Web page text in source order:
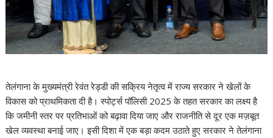
तेलंगाना के मुख्यमंत्री रेवंत रेड्डी की सक्रिय नेतृत्व में राज्य सरकार ने खेलों के
विकास को प्राथमिकता दी है। स्पोर्ट्स पॉलिसी 2025 के तहत सरकार का लक्ष्य है
कि जमीनी स्तर पर प्रतिभाओं को बढ़ावा दिया जाए और राजनीति से दूर एक मज़बूत
खेल व्यवस्था बनाई जाए। इसी दिशा में एक बड़ा कदम उठाते हुए सरकार ने तेलंगाना